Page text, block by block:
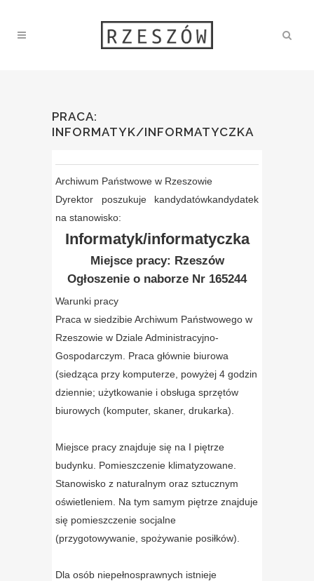
PRACA:
INFORMATYK/INFORMATYCZKA
Archiwum Państwowe w Rzeszowie
Dyrektor poszukuje kandydatówkandydatek
na stanowisko:
Informatyk/informatyczka
Miejsce pracy: Rzeszów
Ogłoszenie o naborze Nr 165244
Warunki pracy
Praca w siedzibie Archiwum Państwowego w
Rzeszowie w Dziale Administracyjno-
Gospodarczym. Praca głównie biurowa
(siedząca przy komputerze, powyżej 4 godzin
dziennie; użytkowanie i obsługa sprzętów
biurowych (komputer, skaner, drukarka).
Miejsce pracy znajduje się na I piętrze
budynku. Pomieszczenie klimatyzowane.
Stanowisko z naturalnym oraz sztucznym
oświetleniem. Na tym samym piętrze znajduje
się pomieszczenie socjalne
(przygotowywanie, spożywanie posiłków).
Dla osób niepełnosprawnych istnieje